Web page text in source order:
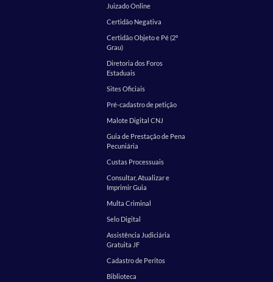
Juizado Online
Certidão Negativa
Certidão Objeto e Pé (2º
Grau)
Diretoria dos Foros
Estaduais
Sites Oficiais
Pré-cadastro de petição
Malote Digital CNJ
Guia de Prestação de Pena
Pecuniária
Custas Processuais
Consultar, Atualizar e
Imprimir Guia
Multa Criminal
Selo Digital
Assistência Judiciária
Gratuita JF
Cadastro de Peritos
Biblioteca